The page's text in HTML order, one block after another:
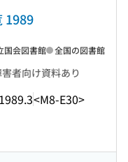
1989
害者向け資料あり
1989.3<M8-E30>
国会図書館 全国の図書館